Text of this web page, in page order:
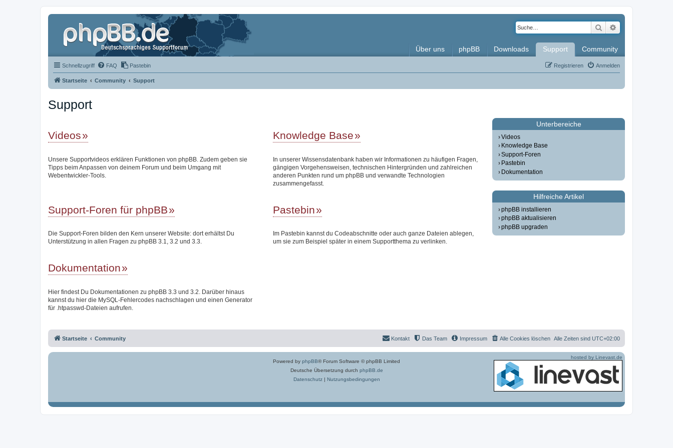
Suche
Über uns phpBB Downloads Support Community
Schnellzugriff FAQ Pastebin Anmelden
Registrieren
Startseite Community Support
Support
Videos
Unsere Supportvideos erklären Funktionen von phpBB. Zudem geben sie
Tipps beim Anpassen von deinem Forum und beim Umgang mit
Webentwickler-Tools.
Knowledge Base
In unserer Wissensdatenbank haben wir Informationen zu häufigen Fragen,
gängigen Vorgehensweisen, technischen Hintergründen und zahlreichen
anderen Punkten rund um phpBB und verwandte Technologien
zusammengefasst.
Support-Foren für phpBB
Die Support-Foren bilden den Kern unserer Website: dort erhältst Du
Unterstützung in allen Fragen zu phpBB 3.1, 3.2 und 3.3.
Pastebin
Im Pastebin kannst du Codeabschnitte oder auch ganze Dateien ablegen,
um sie zum Beispiel später in einem Supportthema zu verlinken.
Dokumentation
Hier findest Du Dokumentationen zu phpBB 3.3 und 3.2. Darüber hinaus
kannst du hier die MySQL-Fehlercodes nachschlagen und einen Generator
für .htpasswd-Dateien aufrufen.
Unterbereiche
Videos
Knowledge Base
Support-Foren
Pastebin
Dokumentation
Hilfreiche Artikel
phpBB installieren
phpBB aktualisieren
phpBB upgraden
Startseite Community Alle Zeiten sind UTC+02:00
Alle Cookies löschen
Impressum
Das Team
Kontakt
Powered by phpBB® Forum Software © phpBB Limited
Deutsche Übersetzung durch phpBB.de
Datenschutz| Nutzungsbedingungen
hosted by Linevast.de